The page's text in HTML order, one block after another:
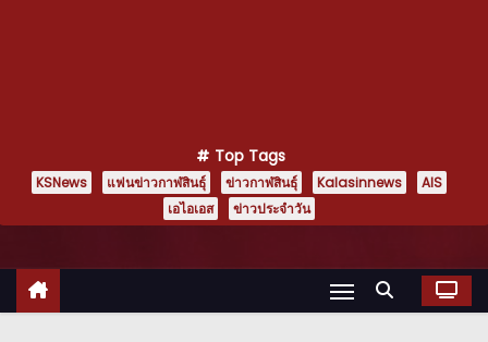
Top Tags
KSNews แฟนข่าวกาฬสินธุ์ ข่าวกาฬสินธุ์ Kalasinnews
AIS
เอไอเอส
ข่าวประจำวัน